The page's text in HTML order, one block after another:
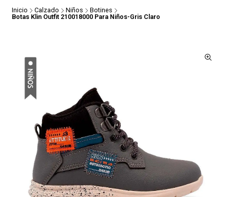
Inicio Calzado Niños
Botines
Botas Klin Outfit 210018000 Para Niños-Gris Claro